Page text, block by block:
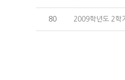
80 2009학년도 2학